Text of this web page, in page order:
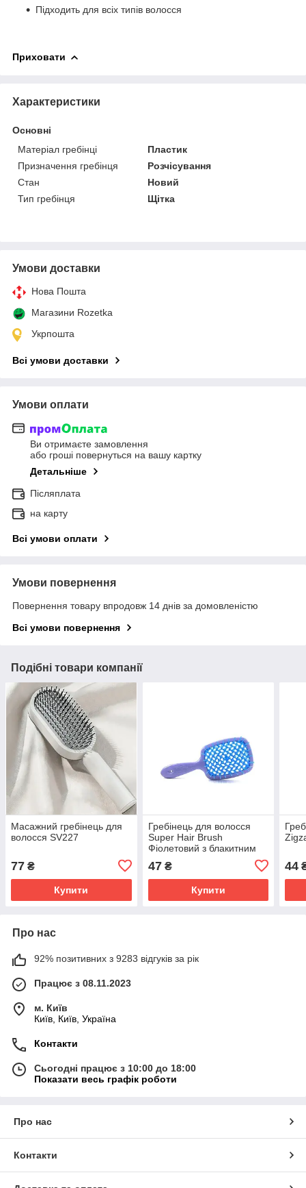
Підходить для всіх типів волосся
Приховати
Характеристики
Основні
Матеріал гребінці
Пластик
Призначення гребінця
Розчісування
Стан
Новий
Тип гребінця
Щітка
Умови доставки
Нова Пошта
Магазини Rozetka
Укрпошта
Всі умови доставки
Умови оплати
Ви отримаєте замовлення
або гроші повернуться на вашу картку
Детальніше
Післяплата
на карту
Всі умови оплати
Умови повернення
Повернення товару впродовж 14 днів за домовленістю
Всі умови повернення
Подібні товари компанії
Масажний гребінець для
волосся SV227
77 ₴
Купити
Гребінець для волосся
Super Hair Brush
Фіолетовий з блакитним
47₴
Купити
44
Про нас
92% позитивних з 9283 відгуків за рік
Працює з 08.11.2023
м. Київ
Київ, Київ, Україна
Контакти
Сьогодні працює з 10:00 до 18:00
Показати весь графік роботи
Про нас
Контакти